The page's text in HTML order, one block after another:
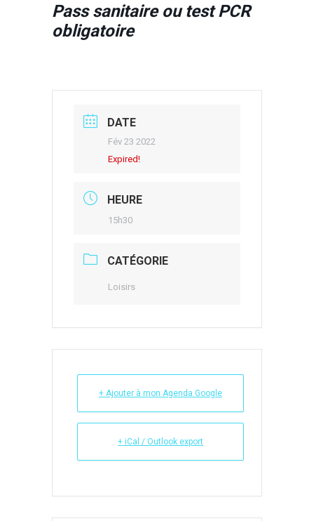
Pass sanitaire ou test PCR
obligatoire
DATE
Fév 23 2022
Expired!
HEURE
15h30
CATÉGORIE
Loisirs
+ Ajouter à mon Agenda Google
+ iCal / Outlook export